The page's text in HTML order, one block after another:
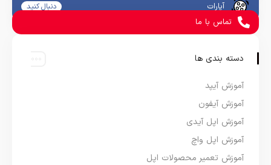
آپارات دنبال کنید
تماس با ما
دسته بندی ها
آموزش آیپد
آموزش آیفون
آموزش اپل آیدی
آموزش اپل واچ
آموزش تعمیر محصولات اپل